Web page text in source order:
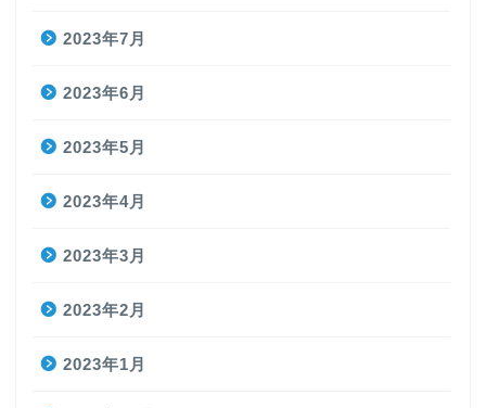
2023年7月
2023年6月
2023年5月
2023年4月
2023年3月
2023年2月
2023年1月